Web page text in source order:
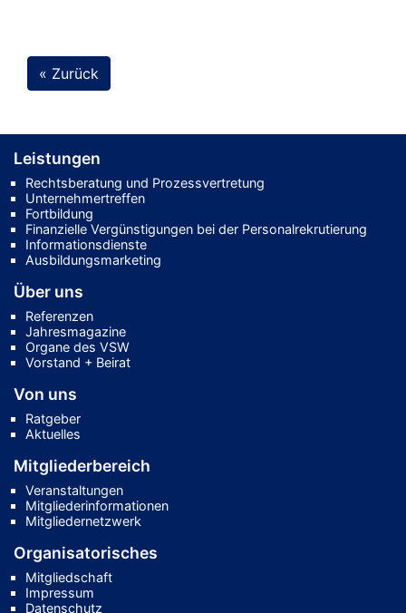
« Zurück
Leistungen
Rechtsberatung und Prozessvertretung
Unternehmertreffen
Fortbildung
Finanzielle Vergünstigungen bei der Personalrekrutierung
Informationsdienste
Ausbildungsmarketing
Über uns
Referenzen
Jahresmagazine
Organe des VSW
Vorstand + Beirat
Von uns
Ratgeber
Aktuelles
Mitgliederbereich
Veranstaltungen
Mitgliederinformationen
Mitgliedernetzwerk
Organisatorisches
Mitgliedschaft
Impressum
Datenschutz